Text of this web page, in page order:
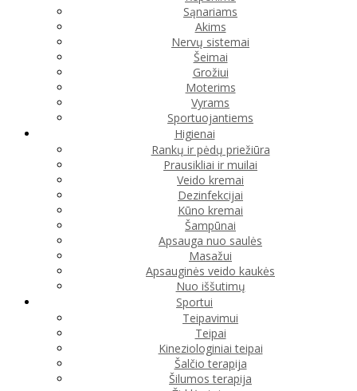
Sąnariams
Akims
Nervų sistemai
Šeimai
Grožiui
Moterims
Vyrams
Sportuojantiems
Higienai
Rankų ir pėdų priežiūra
Prausikliai ir muilai
Veido kremai
Dezinfekcijai
Kūno kremai
Šampūnai
Apsauga nuo saulės
Masažui
Apsauginės veido kaukės
Nuo iššutimų
Sportui
Teipavimui
Teipai
Kineziologiniai teipai
Šalčio terapija
Šilumos terapija